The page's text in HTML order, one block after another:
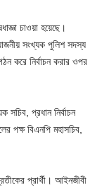
চাওয়া হয়েছে।
সংখ্যক পুলিশ সদস্য
করে নির্বাচন করার ওপর
সচিব, প্রধান নির্বাচন
পক্ষ বিএনপি মহাসচিব,
প্রার্থী। আইনজীবী